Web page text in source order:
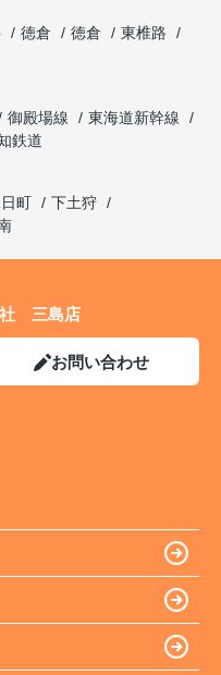
徳倉 徳倉
東椎路
御殿場線
東海道新幹線
鉄道
町
下土狩
社 三島店
お問い合わせ